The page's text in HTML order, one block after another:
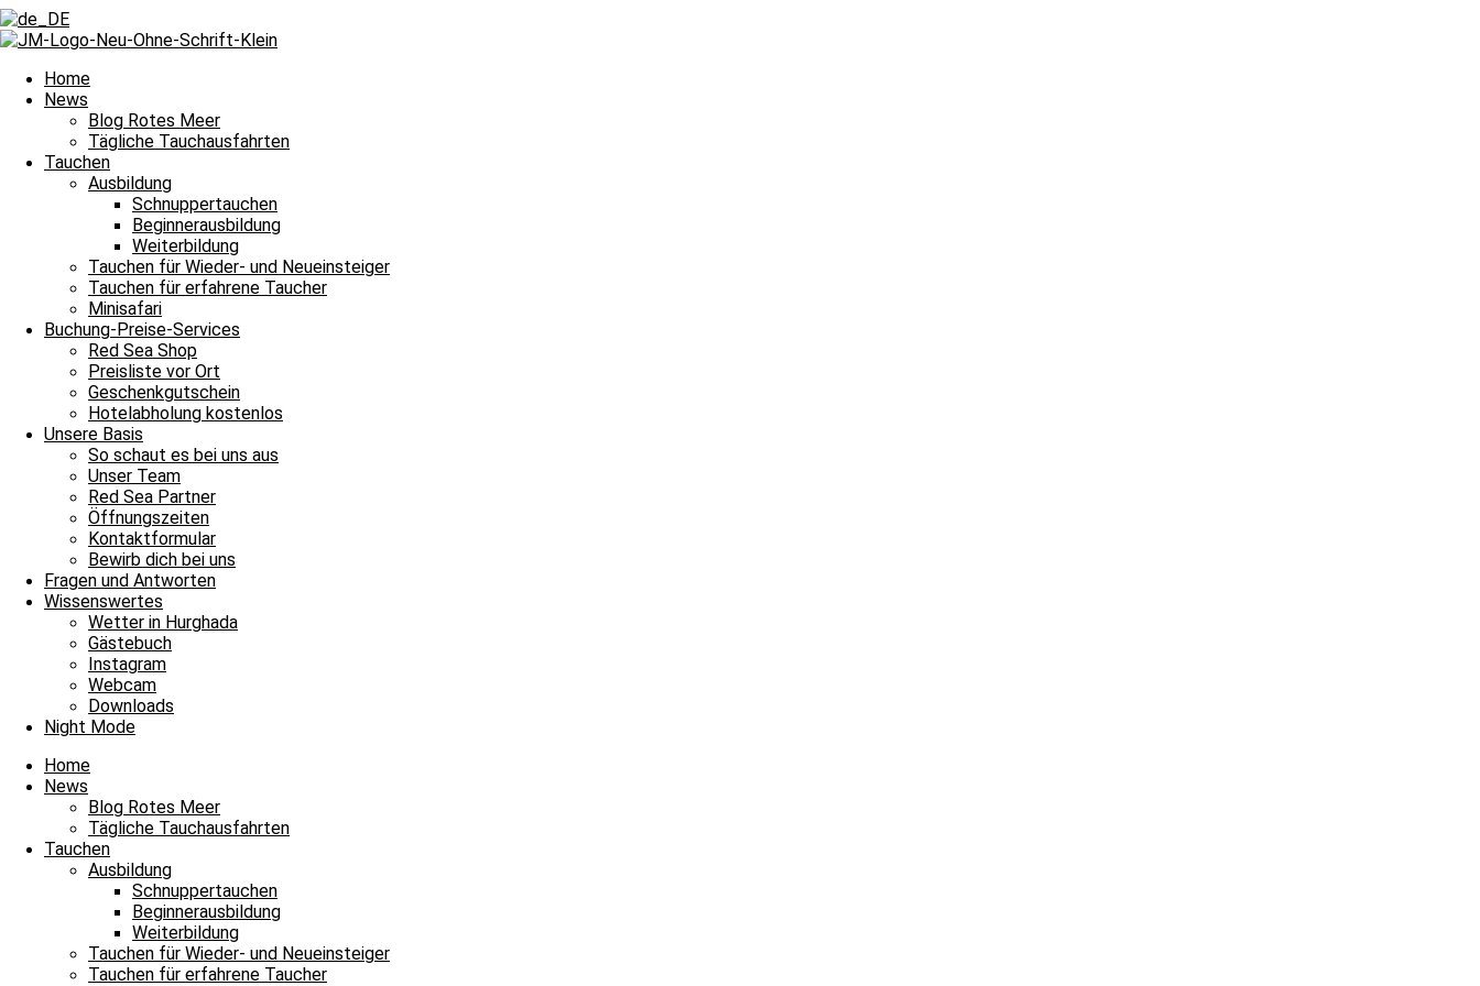
Home
News
Blog Rotes Meer
Tägliche Tauchausfahrten
Tauchen
Ausbildung
Schnuppertauchen
Beginnerausbildung
Weiterbildung
Tauchen für Wieder- und Neueinsteiger
Tauchen für erfahrene Taucher
Minisafari
Buchung-Preise-Services
Red Sea Shop
Preisliste vor Ort
Geschenkgutschein
Hotelabholung kostenlos
Unsere Basis
So schaut es bei uns aus
Unser Team
Red Sea Partner
Öffnungszeiten
Kontaktformular
Bewirb dich bei uns
Fragen und Antworten
Wissenswertes
Wetter in Hurghada
Gästebuch
Instagram
Webcam
Downloads
Night Mode
Home
News
Blog Rotes Meer
Tägliche Tauchausfahrten
Tauchen
Ausbildung
Schnuppertauchen
Beginnerausbildung
Weiterbildung
Tauchen für Wieder- und Neueinsteiger
Tauchen für erfahrene Taucher
ZurückVoriger
NächsterZwei feine Tauchgänge an der Thistlegorm
Von Rochen bis Hai war heute alles dabei und damit heißt es Leinen los für unsere täglichen Tauchausfahrten im April 2024!
Tauchguidesberichten an dieser Stelle jeden Tag von den Sichtungen der kleinen und auch großen Schätze, die unser schönes Rotes Meer zu bieten hat. Außerdem erzählen sie über all das, was sie auf
dem Meer und unter Wasser erlebt haben. Auch über die wundervollen Erlebnisse auf unseren mehrtägigen Minisafaris halten sie euch stets auf dem Laufenden. Egal, ob Early Morning Dive oder
Nachttauchgang – ihr könnt es mitverfolgen. Auch Wracktauchgänge in Abu Nuhas oder an der Thistlegorm stehen auf dem Programm. Ob im Norden oder Süden, ihr seid mit an Bord!
Und das Beste? Unsere Berichte über die Tauchausfahrten unserer Boote erscheinen täglich! 365 Tage im Jahr könnt ihr mit uns zusammen auf die Reise gehen und im
lasst euch immer wieder aufs Neue verzaubern. Willkommen zu unseren täglichen Tauchausfahrten!
Tom